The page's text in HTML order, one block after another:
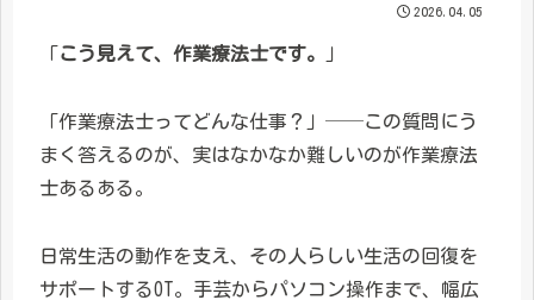
2026.04.05
「こう見えて、作業療法士です。 」
「作業療法士ってどんな仕事？」──この質問にう
まく答えるのが、実はなかなか難しいのが作業療法
士あるある。
日常生活の動作を支え、その人らしい生活の回復を
サポートするOT。手芸からパソコン操作まで、幅広